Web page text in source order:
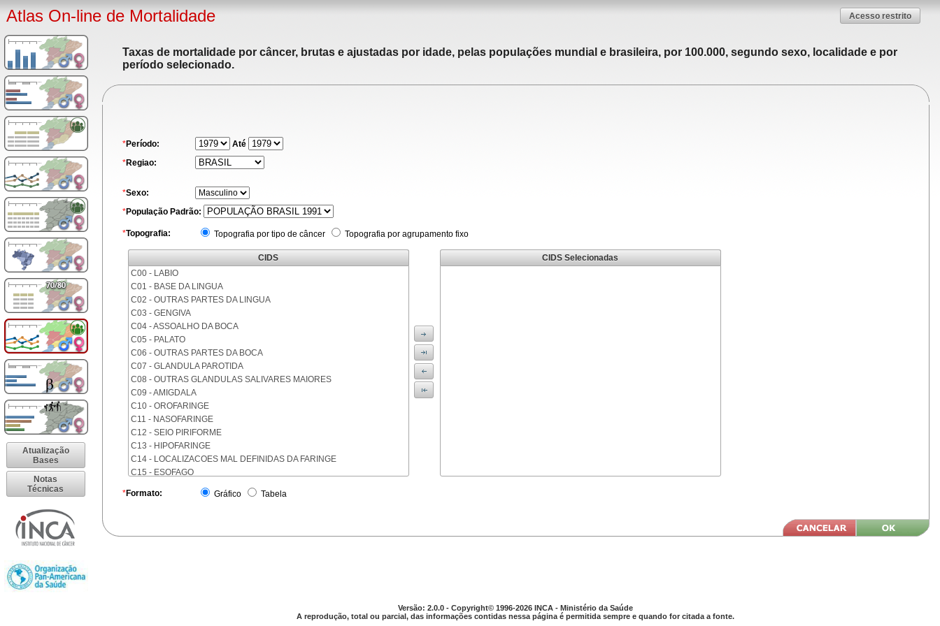
Atlas On-line de Mortalidade Acesso restrito
Atualização
Bases
Notas
Técnicas
Taxas de mortalidade por câncer, brutas e ajustadas por idade, pelas populações mundial e brasileira, por 100.000, segundo sexo, localidade e por
período selecionado.
*Período:
Até
*Regiao:
*Sexo:
*População Padrão:
*Topografia: Topografia por tipo de câncer Topografia por agrupamento fixo
CIDS
C00 - LABIO
C01 - BASE DA LINGUA
C02 - OUTRAS PARTES DA LINGUA
C03 - GENGIVA
C04 - ASSOALHO DA BOCA
C05 - PALATO
C06 - OUTRAS PARTES DA BOCA
C07 - GLANDULA PAROTIDA
C08 - OUTRAS GLANDULAS SALIVARES MAIORES
C09 - AMIGDALA
C10 - OROFARINGE
C11 - NASOFARINGE
C12 - SEIO PIRIFORME
C13 - HIPOFARINGE
C14 - LOCALIZACOES MAL DEFINIDAS DA FARINGE
C15 - ESOFAGO
C17 - INTESTINO DELGADO
C20 - RETO
C26 - LOCALIZACOES MAL DEFINIDAS NO APARELHO DIGESTIVO
CIDS Selecionadas
*Formato: Gráfico Tabela
Versão: 2.0.0 - Copyright© 1996-2026 INCA - Ministério da Saúde
A reprodução, total ou parcial, das informações contidas nessa página é permitida sempre e quando for citada a fonte.